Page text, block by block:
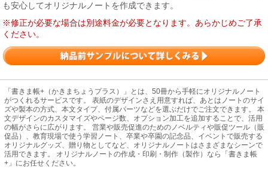
も安心してオリジナルノートを作成できます。
※修正が必要な場合は別途料金が必要となります。あらかじめご了承
ください。
「書きま帳+（かきまちょうプラス）」とは、50冊から手軽にオリジナルノート
がつくれるサービスです。 表紙のデザインさえ用意すれば、あとはノートのサイ
ズや製本の方式、本文タイプ、付属パーツなどを選ぶだけでご注文できます。 本
文デザインのカスタマイズやページ数、オプション加工を追加することで、活用
の幅がさらに広がります。 営業や販売促進のためのノベルティや販促ツール（販
促品）、教育現場で使う学習ノート、卒業や卒園の記念品、イベントで販売する
オリジナルグッズ、贈り物としてなど、オリジナルノートはさまざまなシーンで
活用できます。 オリジナルノートの作成・印刷・制作（製作）なら「書きま帳
+」にお任せください。